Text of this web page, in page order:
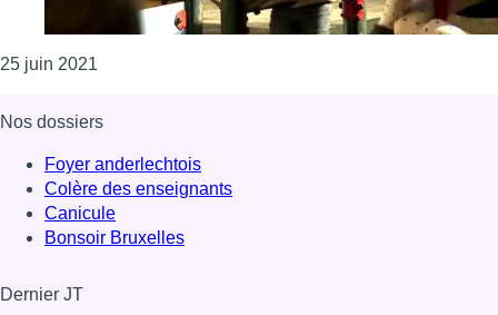
25 juin 2021
Nos dossiers
Foyer anderlechtois
Colère des enseignants
Canicule
Bonsoir Bruxelles
Dernier JT